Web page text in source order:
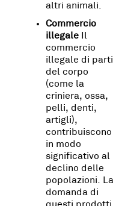
altri animali.
Commercio
illegale Il
commercio
illegale di parti
del corpo
(come la
criniera, ossa,
pelli, denti,
artigli),
contribuiscono
in modo
significativo al
declino delle
popolazioni. La
domanda di